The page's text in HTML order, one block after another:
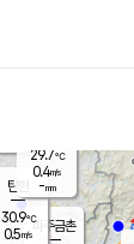
파주금촌
탄현
30.9℃
0.5m/s
29.7℃
0.4m/s
-mm